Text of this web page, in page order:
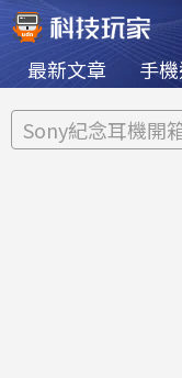
最新文章 手
Sony紀念耳機開